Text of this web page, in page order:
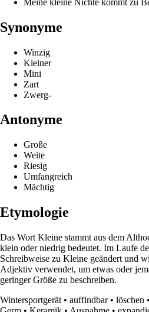
Synonyme
Winzig
Kleiner
Mini
Zart
Zwerg-
Antonyme
Große
Weite
Riesig
Umfangreich
Mächtig
Etymologie
Das Wort Kleine stammt aus dem
klein oder niedrig bedeutet. Im Laufe
Schreibweise zu Kleine geändert und
Adjektiv verwendet, um etwas oder
geringer Größe zu beschreiben.
Wintersportgerät • auffindbar• löschen •